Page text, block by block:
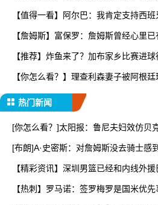
【值得一看】阿尔巴：我肯定支持西
【詹姆斯】富保罗：詹姆斯曾经心里
【推荐】炸鱼来了？加布家乡比赛进球
【你怎么看？】理查利森妻子被阿根
热门新闻
[你怎么看？]太阳报：鲁尼夫妇效仿贝
[布朗]A·史密斯：对詹姆斯没去骑士感
【精彩资讯】深圳男篮已经和内线外
【热刺】罗马诺：签罗梅罗是国米优